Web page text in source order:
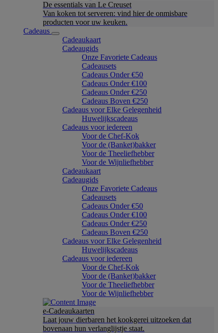
De essentials van Le Creuset
Van koken tot serveren: vind hier de onmisbare
producten voor uw keuken.
Cadeaus
Cadeaukaart
Cadeaugids
Onze Favoriete Cadeaus
Cadeausets
Cadeaus Onder €50
Cadeaus Onder €100
Cadeaus Onder €250
Cadeaus Boven €250
Cadeaus voor Elke Gelegenheid
Huwelijkscadeaus
Cadeaus voor iedereen
Voor de Chef-Kok
Voor de (Banket)bakker
Voor de Theeliefhebber
Voor de Wijnliefhebber
Cadeaukaart
Cadeaugids
Onze Favoriete Cadeaus
Cadeausets
Cadeaus Onder €50
Cadeaus Onder €100
Cadeaus Onder €250
Cadeaus Boven €250
Cadeaus voor Elke Gelegenheid
Huwelijkscadeaus
Cadeaus voor iedereen
Voor de Chef-Kok
Voor de (Banket)bakker
Voor de Theeliefhebber
Voor de Wijnliefhebber
e-Cadeaukaarten
Laat jouw dierbaren het kookgerei uitzoeken dat
bovenaan hun verlanglijstje staat.